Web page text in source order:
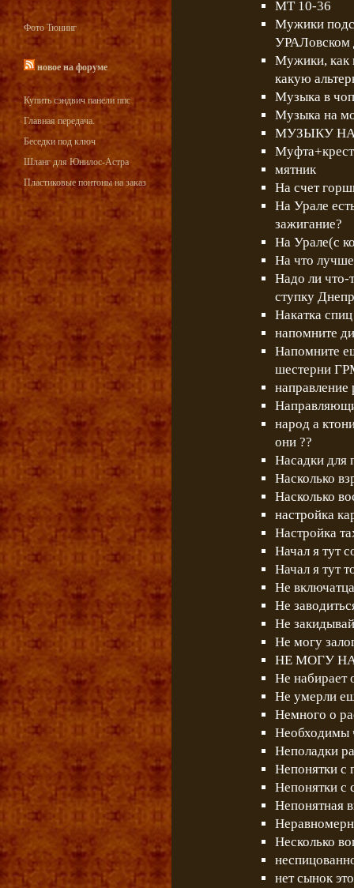
Фото Тюнинг
новое на форуме
Купить сэндвич панели ппс
Главная передача.
Беседки под ключ
Шланг для Юнилос-Астра
Пластиковые понтоны на заказ
МТ 10-36
Мужики
УРАЛовском
Мужики, как
какую
Музыка в
Музыка на
МУЗЫКУ
мятник
На счет
На Урале
зажигание?
На Урале(с
На что
Надо ли что-
ступку
Накатка спиц
напомните
Напомните
шестерни
направление
народ а
они ??
Насадки для
Насколько
Насколько
настройка
Настройка
Начал я тут
Начал я тут
Не
Не
Не
Не могу
НЕ МОГУ
Не набирает
Не умерли
Немного о
Необходимы
Неполадки
Непонятки с
Непонятки с
Непонятная
Несколько
нет сынок